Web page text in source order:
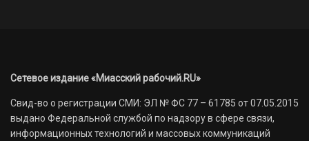
Сетевое издание «Миасский рабочий.RU»
Свид-во о регистрации СМИ: ЭЛ № ФС 77 – 61785 от 07.05.2015
выдано Федеральной службой по надзору в сфере связи,
информационных технологий и массовых коммуникаций